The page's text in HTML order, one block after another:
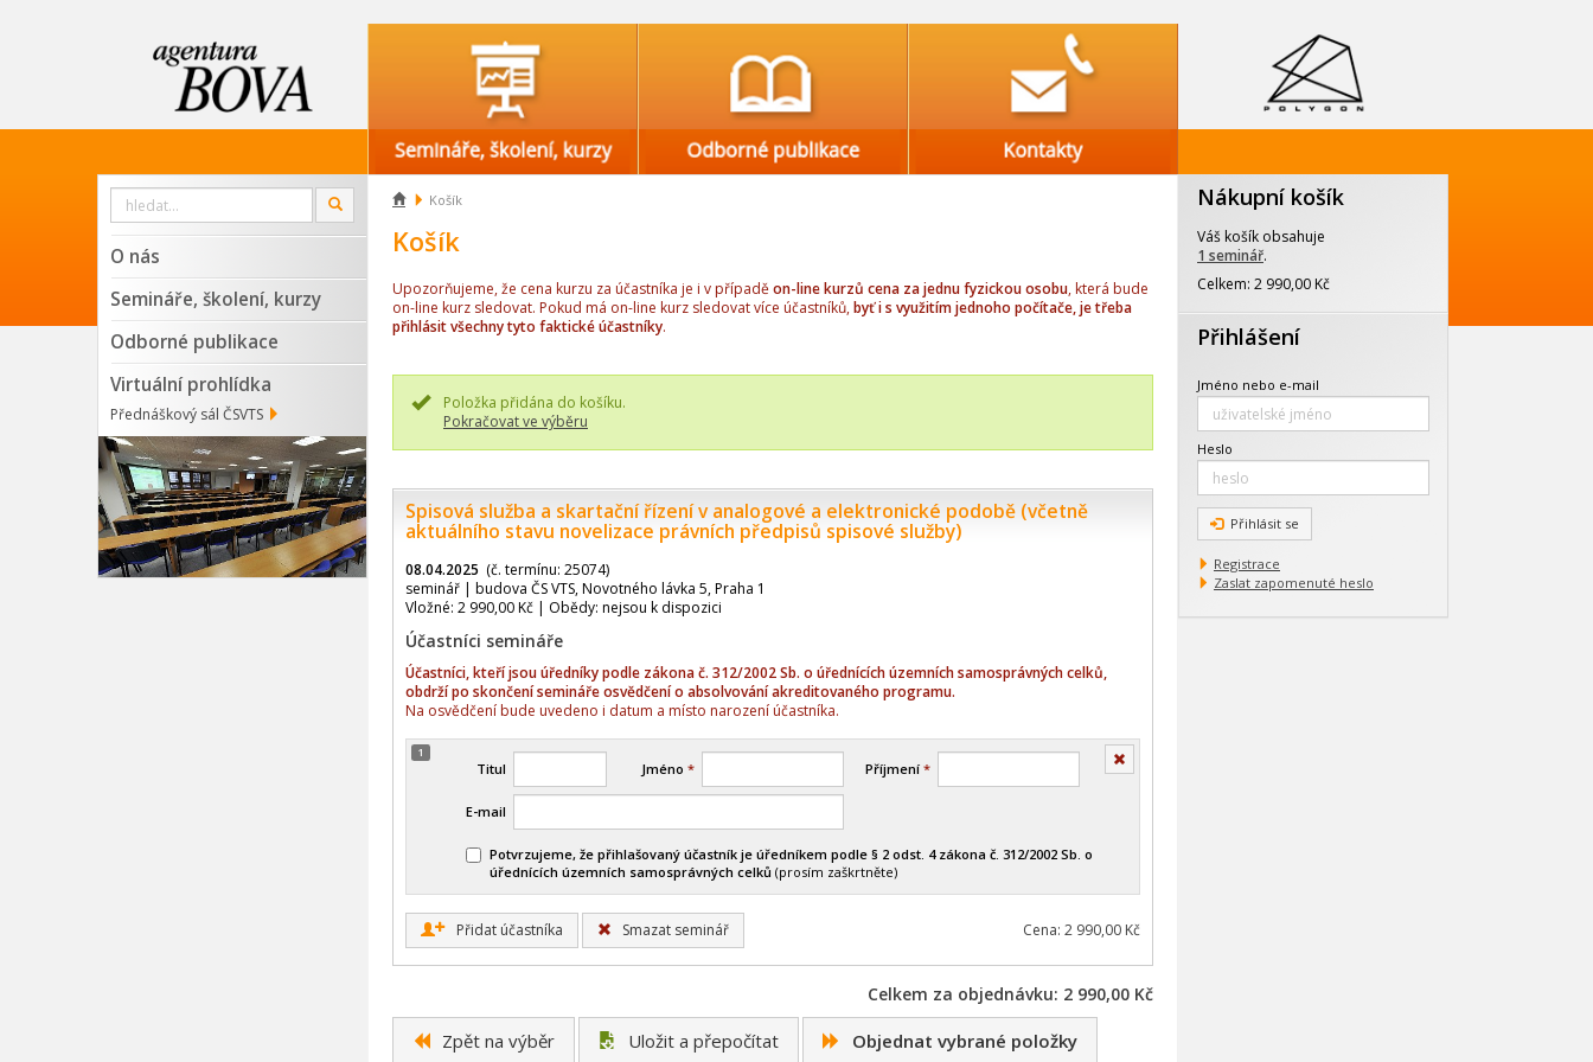
 Košík
Košík
Upozorňujeme, že cena kurzu za účastníka je i v případěon-line kurzů cena za jednu fyzickou osobu, která bude
on-line kurz sledovat. Pokud má on-line kurz sledovat více účastníků,byť i s využitím jednoho počítače, je třeba
přihlásit všechny tyto faktické účastníky.
Položka přidána do košíku.
Pokračovat ve výběru
Spisová služba a skartační řízení v analogové a elektronické podobě (včetně
aktuálního stavu novelizace právních předpisů spisové služby)
08.04.2025 (č. termínu: 25074)
seminář | budova ČS VTS, Novotného lávka 5, Praha 1
Vložné: 2 990,00 Kč | Obědy: nejsou k dispozici
Účastníci semináře
Účastníci, kteří jsou úředníky podle zákona č. 312/2002 Sb. o úřednících územních samosprávných celků,
obdrží po skončení semináře osvědčení o absolvování akreditovaného programu.
Na osvědčení bude uvedeno i datum a místo narození účastníka.
1
Titul Jméno* Příjmení*
E-mail
Potvrzujeme, že přihlašovaný účastník je úředníkem podle § 2 odst. 4 zákona č. 312/2002 Sb. o
úřednících územních samosprávných celků (prosím zaškrtněte)
Cena: 2 990,00 Kč
+ Přidat účastníka Smazat seminář
Celkem za objednávku: 2 990,00 Kč
Zpět na výběr Uložit a přepočítat Objednat vybrané položky
Vyhledat
webu
OK
O nás
Semináře, školení, kurzy
Odborné publikace
Virtuální prohlídka
Přednáškový sál ČSVTS
Nákupní košík
Váš košík obsahuje
1 seminář.
Celkem: 2 990,00 Kč
Přihlášení
Jméno nebo e-mail
Heslo
Přihlásit se
Registrace
Zaslat zapomenuté heslo